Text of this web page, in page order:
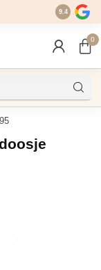
9.4
0